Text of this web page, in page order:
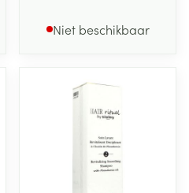
Niet beschikbaar